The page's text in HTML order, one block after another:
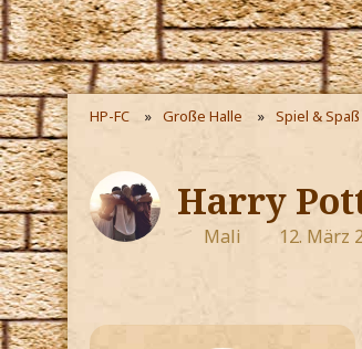
HP-FC Große Halle Spiel & Spaß
Harry
Mali 12. März